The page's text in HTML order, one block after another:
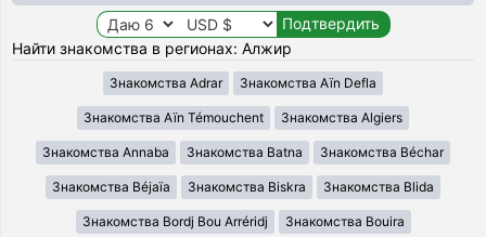
Найти знакомства в регионах: Алжир
Знакомства Adrar Знакомства Aïn Defla
Знакомства Aïn Témouchent Знакомства Algiers
Знакомства Annaba Знакомства Batna Знакомства Béchar
Знакомства Béjaïa Знакомства Biskra Знакомства Blida
Знакомства Bordj Bou Arréridj Знакомства Bouira